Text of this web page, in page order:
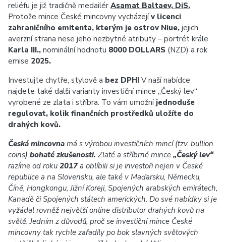
reliéfu je již tradičně medailér Asamat Baltaev, DiS.
Protože mince České mincovny vycházejív licenci
zahraničního emitenta, kterým je ostrov Niue, jejich
averzní strana nese jeho nezbytné atributy – portrét krále
Karla III., nominální hodnotu 8000 DOLLARS (NZD) a rok
emise 2025.
Investujte chytře, stylově a bez DPH! V naší nabídce
najdete také další varianty investiční mince „Český lev“
vyrobené ze zlata i stříbra. To vám umožní jednoduše
regulovat, kolik finančních prostředků uložíte do
drahých kovů.
Česká mincovna má s výrobou investičních mincí (tzv. bullion
coins) bohaté zkušenosti. Zlaté a stříbrné mince „Český lev“
razíme od roku 2017a oblíbili si je investoři nejen v České
republice a na Slovensku, ale také v Maďarsku, Německu,
Číně, Hongkongu, Jižní Koreji, Spojených arabských emirátech,
Kanadě či Spojených státech amerických. Do své nabídky si je
vyžádal rovněž největší online distributor drahých kovů na
světě. Jedním z důvodů, proč se investiční mince České
mincovny tak rychle zařadily po bok slavných světových